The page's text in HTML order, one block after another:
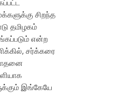
சிறந்த
தமிழகம்‌
என்ற
சர்க்கரை
இங்கேயே